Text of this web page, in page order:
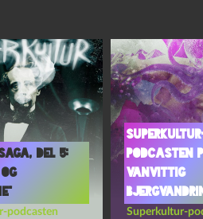
del 5:
podcasten
podcasten
vanvittig
Superkultur-